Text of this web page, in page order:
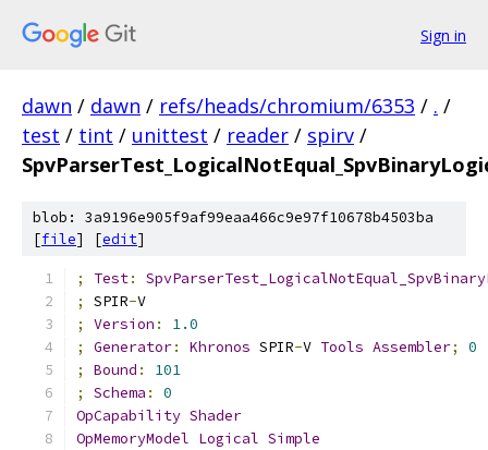
Sign in
dawn / dawn / refs/heads/chromium/6353 / . /
test / tint / unittest / reader / spirv /
blob: 3a9196e905f9af99eaa466c9e97f10678b4503ba
[file] [edit]
; Test:
;
SPIR-V
;
Version :
1.0
;
Generator: Khronos SPIR-V Tools Assembler;
0
;
Bound :
101
;
Schema :
0
OpCapability Shader
OpMemoryModel Logical Simple